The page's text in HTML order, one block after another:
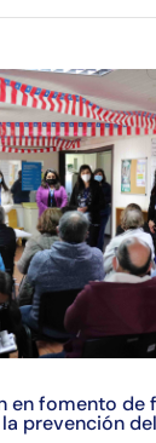
en fomento de
prevención